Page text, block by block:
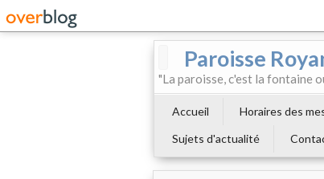
Paroisse
"La paroisse, c'est la fontaine
Accueil Horaires des
Sujets d'actualité